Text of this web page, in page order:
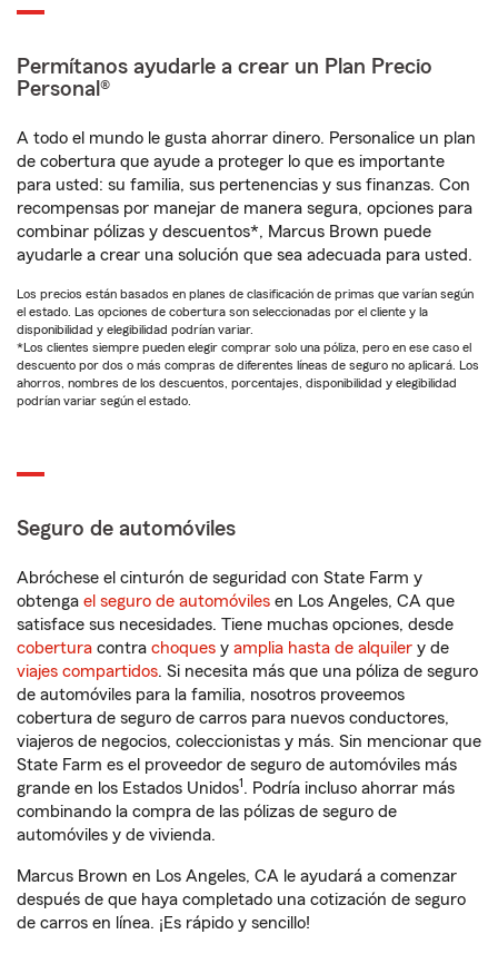
Permítanos ayudarle a crear un Plan Precio
Personal®
A todo el mundo le gusta ahorrar dinero. Personalice un plan
de cobertura que ayude a proteger lo que es importante
para usted: su familia, sus pertenencias y sus finanzas. Con
recompensas por manejar de manera segura, opciones para
combinar pólizas y descuentos*, Marcus Brown puede
ayudarle a crear una solución que sea adecuada para usted.
Los precios están basados en planes de clasificación de primas que varían según
el estado. Las opciones de cobertura son seleccionadas por el cliente y la
disponibilidad y elegibilidad podrían variar.
*Los clientes siempre pueden elegir comprar solo una póliza, pero en ese caso el
descuento por dos o más compras de diferentes líneas de seguro no aplicará. Los
ahorros, nombres de los descuentos, porcentajes, disponibilidad y elegibilidad
podrían variar según el estado.
Seguro de automóviles
Abróchese el cinturón de seguridad con State Farm y
obtenga el seguro de automóviles en Los Angeles, CA que
satisface sus necesidades. Tiene muchas opciones, desde
cobertura contra choques y amplia hasta de alquiler y de
viajes compartidos. Si necesita más que una póliza de seguro
de automóviles para la familia, nosotros proveemos
cobertura de seguro de carros para nuevos conductores,
viajeros de negocios, coleccionistas y más. Sin mencionar que
State Farm es el proveedor de seguro de automóviles más
grande en los Estados Unidos1. Podría incluso ahorrar más
combinando la compra de las pólizas de seguro de
automóviles y de vivienda.
Marcus Brown en Los Angeles, CA le ayudará a comenzar
después de que haya completado una cotización de seguro
de carros en línea. ¡Es rápido y sencillo!